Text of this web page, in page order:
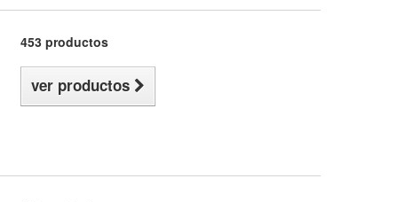
453 productos
ver productos